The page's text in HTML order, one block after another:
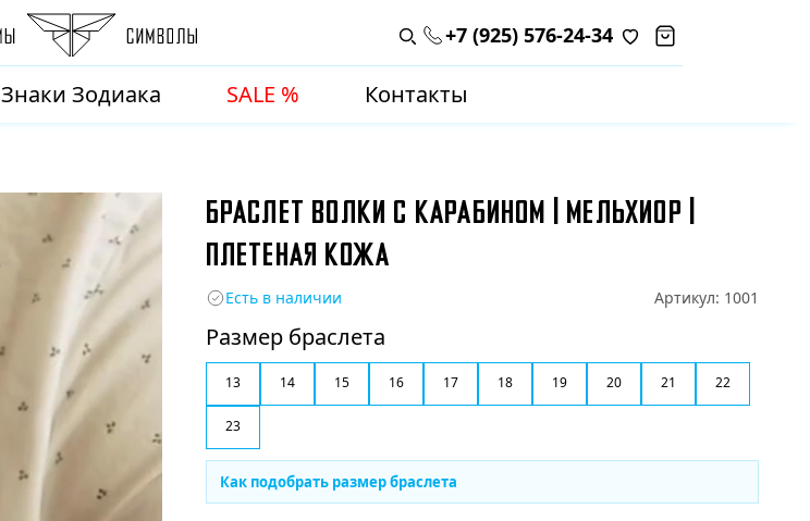
Поиск по каталогу
+7 (925) 576-24-34
Знаки Зодиака SALE % Контакты
БРАСЛЕТ ВОЛКИ С КАРАБИНОМ | МЕЛЬХИОР |
ПЛЕТЕНАЯ КОЖА
Есть в наличии Артикул: 1001
Размер браслета
13 14 15 16 17 18 19 20 21 22
23
Как подобрать размер браслета